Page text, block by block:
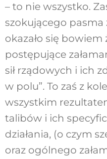
– to nie wszystko.
szokującego
okazało się bowiem
postępujące
sił rządowych i ich
w polu”. To zaś z
wszystkim
talibów i ich
działania, (o czym
oraz ogólnego